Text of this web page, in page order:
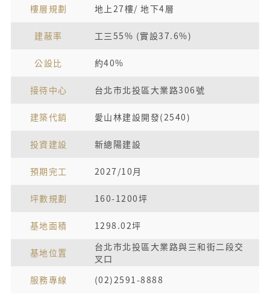
樓層規劃 地上27樓/ 地下4層
建蔽率 工三55% (實設37.6%)
公設比 約40%
接待中心 台北市北投區大業路306號
建築代銷 愛山林建設開發(2540)
投資建設 新總陽建設
預期完工 2027/10月
坪數規劃 160-1200坪
基地面積 1298.02坪
基地位置
台北市北投區大業路與三和街二段交
叉口
服務專線
(02)2591-8888